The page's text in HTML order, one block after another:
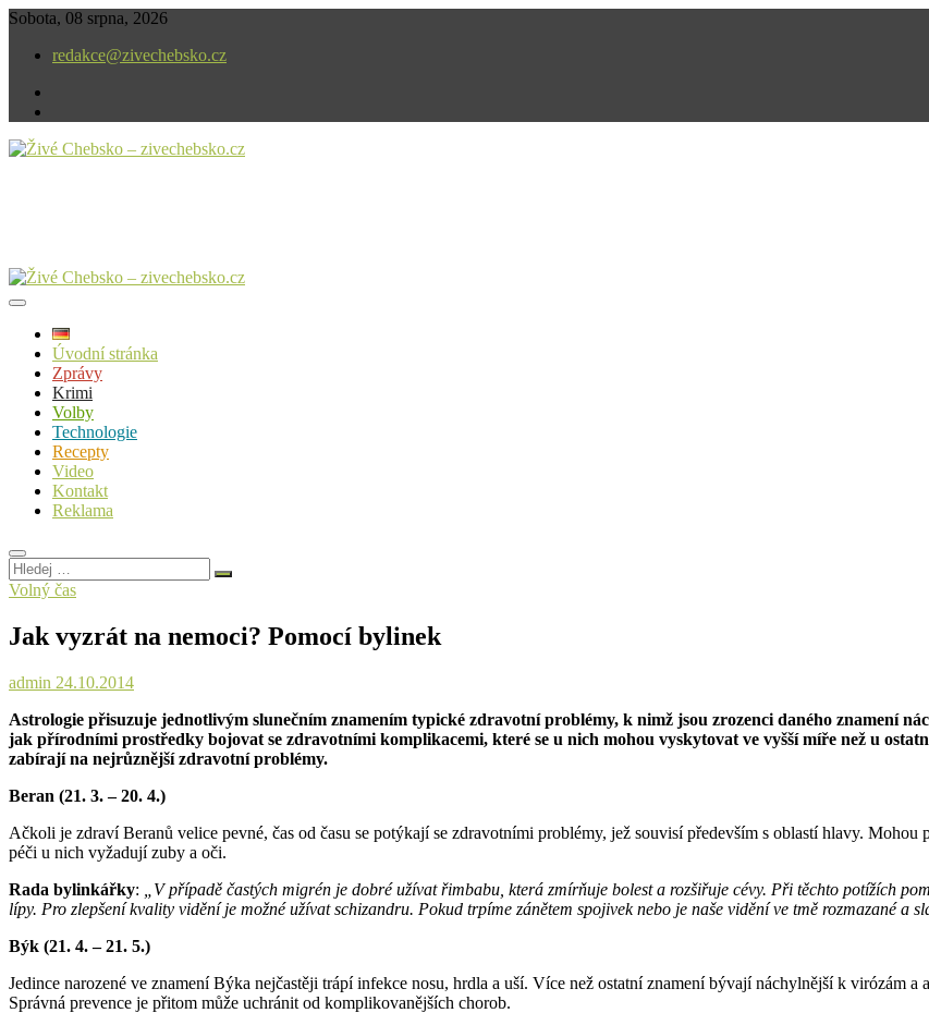
Skip
content
Sobota, 08 srpna, 2026
redakce@zivechebsko.cz
Úvodní stránka
Zprávy
Krimi
Volby
Technologie
Recepty
Video
Kontakt
Reklama
Hledej
…
Volný čas
Jak vyzrát na nemoci? Pomocí bylinek
admin 24.10.2014
Astrologie přisuzuje jednotlivým slunečním znamením typické zdravotní problémy, k nimž jsou zrozenci daného znamení
jak přírodními prostředky bojovat se zdravotními komplikacemi, které se u nich mohou vyskytovat ve vyšší míře než u
zabírají na nejrůznější zdravotní problémy.
Beran (21. 3. – 20. 4.)
Ačkoli je zdraví Beranů velice pevné, čas od času se potýkají se zdravotními problémy, jež souvisí především s oblastí hlavy.
péči u nich vyžadují zuby a oči.
Rada bylinkářky:
„V případě častých migrén je dobré užívat řimbabu, která zmírňuje bolest a rozšiřuje cévy. Při těchto potížích
lípy. Pro zlepšení kvality vidění je možné užívat schizandru. Pokud trpíme zánětem spojivek nebo je naše vidění ve tmě rozmazané a
Býk (21. 4. – 21. 5.)
Jedince narozené ve znamení Býka nejčastěji trápí infekce nosu, hrdla a uší. Více než ostatní znamení bývají náchylnější k virózám
Správná prevence je přitom může uchránit od komplikovanějších chorob.